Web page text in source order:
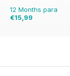
12 Months para
€15,99